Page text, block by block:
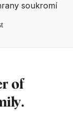
soukromí
of